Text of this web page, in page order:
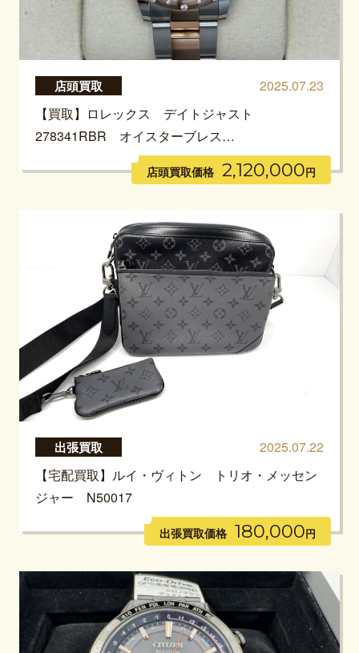
店頭買取
2025.07.23
【買取】ロレックス デイトジャスト
278341RBR オイスターブレス…
店頭買取価格 2,120,000円
出張買取
2025.07.22
【宅配買取】ルイ・ヴィトン トリオ・メッセン
ジャー N50017
出張買取価格 180,000円